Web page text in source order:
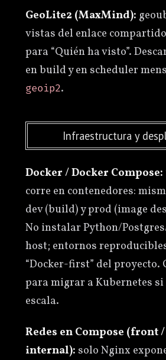
GeoLite2 (MaxMind):
vistas del enlace
para “Quién ha visto”.
en build y en scheduler
geoip2.
Infraestructura y
Docker / Docker Compose:
corre en contenedores:
dev (build) y prod (image
No instalar Python/
host; entornos
“Docker-first” del proyecto.
para migrar a Kubernetes
escala.
Redes en Compose (front
internal): solo Nginx